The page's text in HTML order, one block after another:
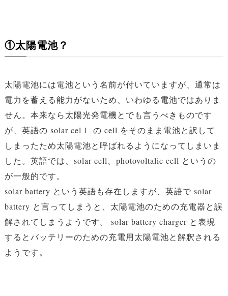
①太陽電池？
太陽電池には電池という名前が付いていますが、通常は
電力を蓄える能力がないため、いわゆる電池ではありま
せん。本来なら太陽光発電機とでも言うべきものです
が、英語の solar celｌ の cell をそのまま電池と訳して
しまったため太陽電池と呼ばれるようになってしまいま
した。英語では、solar cell、photovoltalic cell というの
が一般的です。
solar battery という英語も存在しますが、英語で solar
battery と言ってしまうと、太陽電池のための充電器と誤
解されてしまうようです。 solar battery charger と表現
するとバッテリーのための充電用太陽電池と解釈される
ようです。